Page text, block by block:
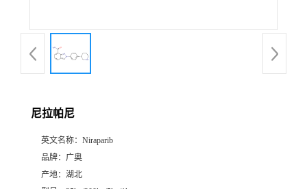
尼拉帕尼
英文名称： Niraparib
品牌： 广奥
产地： 湖北